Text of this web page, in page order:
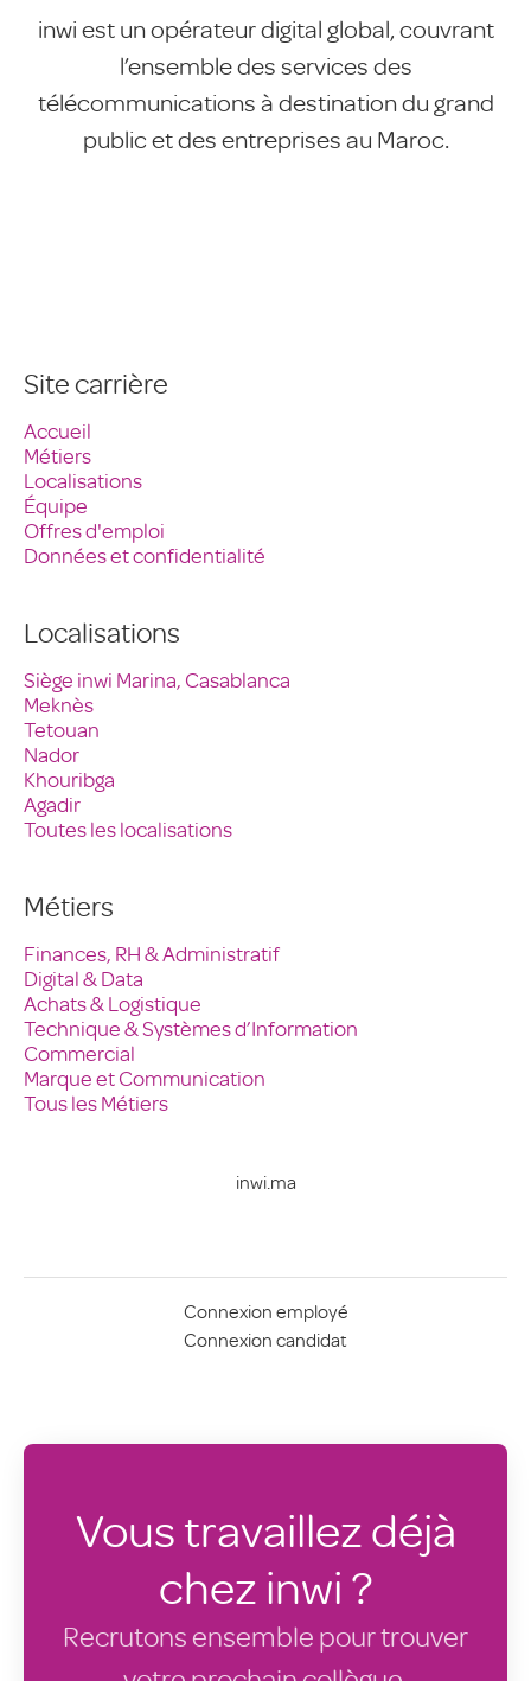
inwi est un opérateur digital global, couvrant
l’ensemble des services des
télécommunications à destination du grand
public et des entreprises au Maroc.
Site carrière
Accueil
Métiers
Localisations
Équipe
Offres d'emploi
Données et confidentialité
Localisations
Siège inwi Marina, Casablanca
Meknès
Tetouan
Nador
Khouribga
Agadir
Toutes les localisations
Métiers
Finances, RH & Administratif
Digital & Data
Achats & Logistique
Technique & Systèmes d’Information
Commercial
Marque et Communication
Tous les Métiers
inwi.ma
Connexion employé
Connexion candidat
Vous travaillez déjà
chez inwi ?
Recrutons ensemble pour trouver